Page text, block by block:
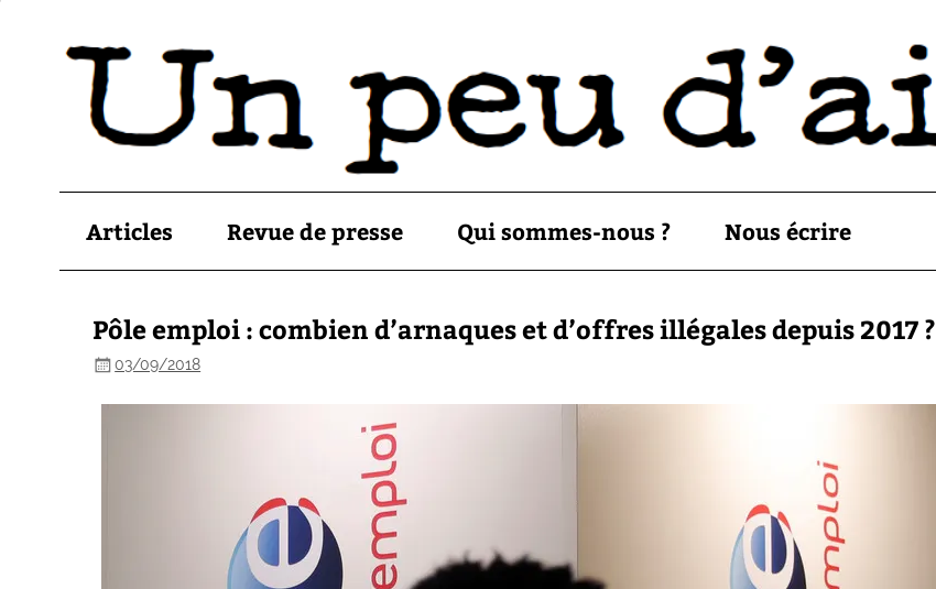
Articles Revue de presse Qui sommes-nous ? Nous écrire
Pôle emploi : combien d’arnaques et d’offres illégales depuis 2017 ?
03/09/2018